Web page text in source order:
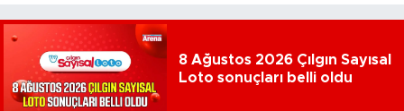
8 Ağustos 2026 Çılgın Sayısal
Loto sonuçları belli oldu